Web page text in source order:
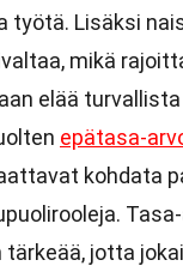
työtä. Lisäksi
mikä
elää
epätasa-
kohdata
jotta